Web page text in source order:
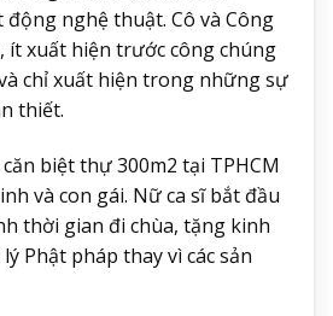
nghệ thuật. Cô và Công
ít xuất hiện trước công chúng
chỉ xuất hiện trong những sự
thiết.
biệt thự 300m2 tại TPHCM
và con gái. Nữ ca sĩ bắt đầu
thời gian đi chùa, tặng kinh
Phật pháp thay vì các sản